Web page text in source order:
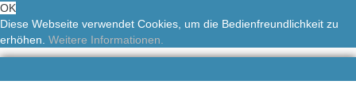
OK
Diese Webseite verwendet Cookies, um die Bedienfreundlichkeit zu
erhöhen. Weitere Informationen.